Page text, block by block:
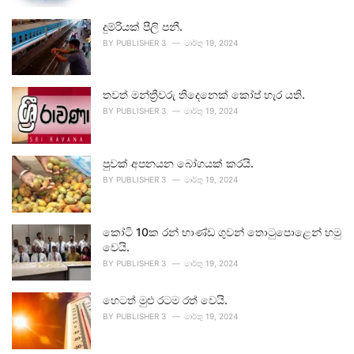
දුම්රියක් පීලි පනී.
BY PUBLISHER 3 මාර්තු 19, 2024
තවත් මන්ත්‍රීවරු තිදෙනෙක් කෝප් හැර යති.
BY PUBLISHER 3 මාර්තු 19, 2024
පුවක් අපනයන බෝගයක් කරයි.
BY PUBLISHER 3 මාර්තු 19, 2024
කෝටි 10ක රන් භාණ්ඩ ගුවන් තොටුපොළෙන් හමු
වෙයි.
BY PUBLISHER 3 මාර්තු 19, 2024
හෙටත් මුළු රටම රත් වෙයි.
BY PUBLISHER 3 මාර්තු 19, 2024